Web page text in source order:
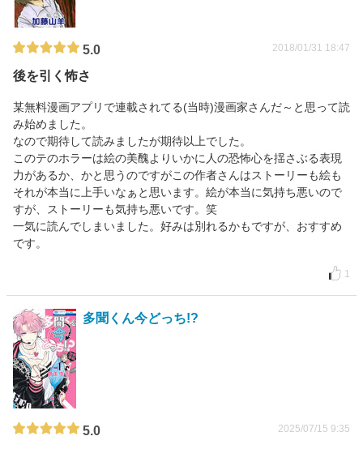
5.0 2018/01/31 18:47
後を引く怖さ
某無料漫画アプリで連載されてる(当時)漫画家さんだ～と思って読
み始めました。
なので期待して読みましたが期待以上でした。
このテのホラーは絵の美醜よりいかに人の恐怖心を揺さぶる表現
力があるか、かと思うのですがこの作者さんはストーリーも絵も
それが本当に上手いなぁと思います。絵が本当に気持ち悪いので
すが、ストーリーも気持ち悪いです。笑
一気に読んでしまいました。好みは別れるかもですが、おすすめ
です。
1
多聞くん今どっち!?
5.0 2025/07/15 9:35